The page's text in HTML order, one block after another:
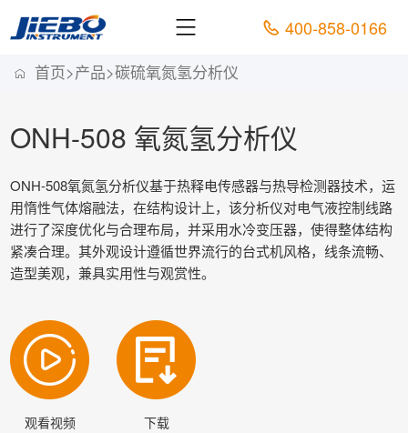
400-858-0166
首页>产品>碳硫氧氮氢分析仪
ONH-508 氧氮氢分析仪
ONH-508氧氮氢分析仪基于热释电传感器与热导检测器技术，运
用惰性气体熔融法，在结构设计上，该分析仪对电气液控制线路
进行了深度优化与合理布局，并采用水冷变压器，使得整体结构
紧凑合理。其外观设计遵循世界流行的台式机风格，线条流畅、
造型美观，兼具实用性与观赏性。
观看视频 下载